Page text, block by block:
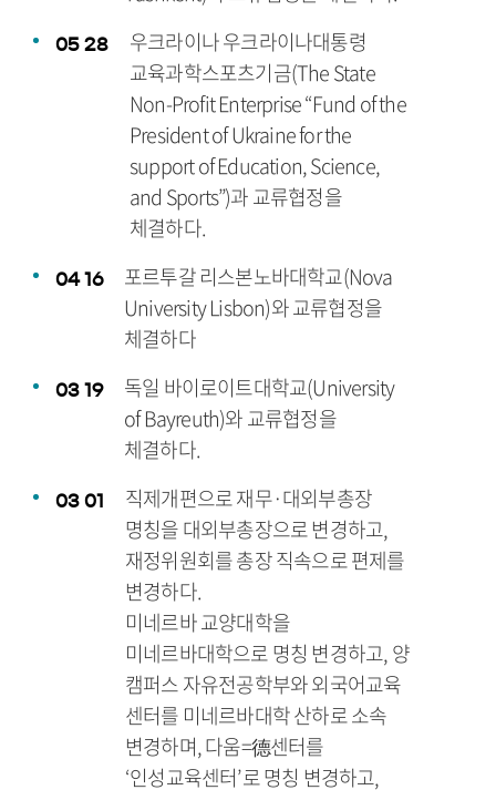
05 28
우크라이나 우크라이나대통령
교육과학스포츠기금(The State
Non-Profit Enterprise “Fund of the
President of Ukraine for the
support of Education, Science,
and Sports”)과 교류협정을
체결하다.
0416
포르투갈 리스본노바대학교(Nova
University Lisbon)와 교류협정을
체결하다
03 19
독일 바이로이트대학교(University
of Bayreuth)와 교류협정을
체결하다.
03 01
직제개편으로 재무·대외부총장
명칭을 대외부총장으로 변경하고,
재정위원회를 총장 직속으로 편제를
변경하다.
미네르바 교양대학을
미네르바대학으로 명칭 변경하고, 양
캠퍼스 자유전공학부와 외국어교육
센터를 미네르바대학 산하로 소속
변경하며, 다움=德센터를
‘인성교육센터’로 명칭 변경하고,